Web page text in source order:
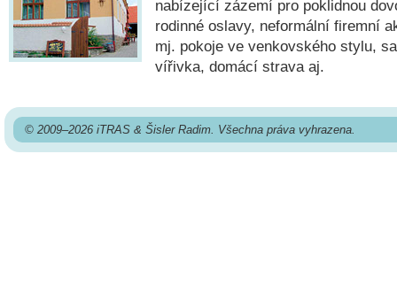
nabízející zázemí pro poklidnou
rodinné oslavy, neformální firemní
mj. pokoje ve venkovského stylu,
vířivka, domácí strava aj.
© 2009–2026 iTRAS & Šisler Radim. Všechna práva vyhrazena.